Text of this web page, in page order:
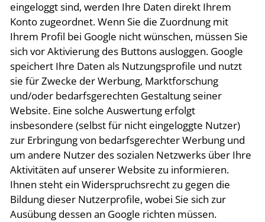
eingeloggt sind, werden Ihre Daten direkt Ihrem
Konto zugeordnet. Wenn Sie die Zuordnung mit
Ihrem Profil bei Google nicht wünschen, müssen Sie
sich vor Aktivierung des Buttons ausloggen. Google
speichert Ihre Daten als Nutzungsprofile und nutzt
sie für Zwecke der Werbung, Marktforschung
und/oder bedarfsgerechten Gestaltung seiner
Website. Eine solche Auswertung erfolgt
insbesondere (selbst für nicht eingeloggte Nutzer)
zur Erbringung von bedarfsgerechter Werbung und
um andere Nutzer des sozialen Netzwerks über Ihre
Aktivitäten auf unserer Website zu informieren.
Ihnen steht ein Widerspruchsrecht zu gegen die
Bildung dieser Nutzerprofile, wobei Sie sich zur
Ausübung dessen an Google richten müssen.